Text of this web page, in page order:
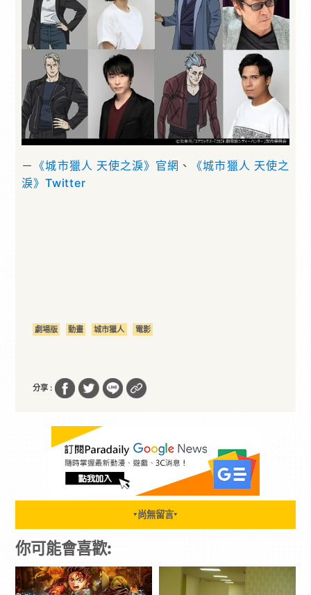
－ 《城市獵人 天使之淚》官網 、
《城市獵人 天使之
淚》Twitter
劇場版 動畫 城市獵人 電影
分享 :
▼ 尚無留言▼
你可能會喜歡: